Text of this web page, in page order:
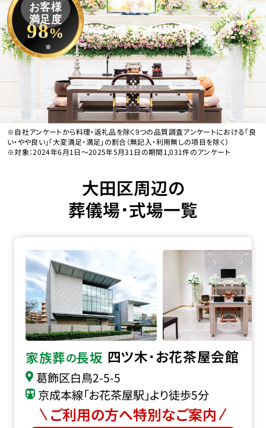
お客様
満足度
98%
※
※自社アンケートから料理・返礼品を除く9つの品質調査アンケートにおける「良
い・やや良い」「大変満足・満足」の割合（無記入・利用無しの項目を除く）
※対象：2024年6月1日〜2025年5月31日の期間1,031件のアンケート
大田区周辺の
葬儀場･式場一覧
家族葬の長坂 四ツ木･お花茶屋会館
葛飾区白鳥2-5-5
京成本線「お花茶屋駅」より徒歩5分
ご利用の方へ特別なご案内
四ツ木･お花茶屋会館の詳細へ